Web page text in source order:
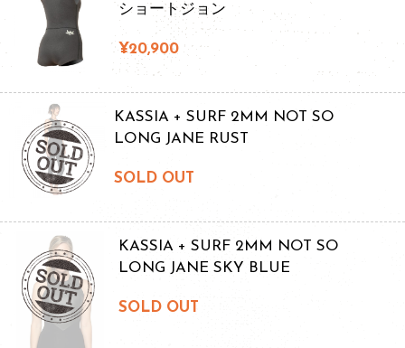
ショートジョン
¥20,900
KASSIA + SURF 2MM NOT SO
LONG JANE RUST
SOLD OUT
KASSIA + SURF 2MM NOT SO
LONG JANE SKY BLUE
SOLD OUT